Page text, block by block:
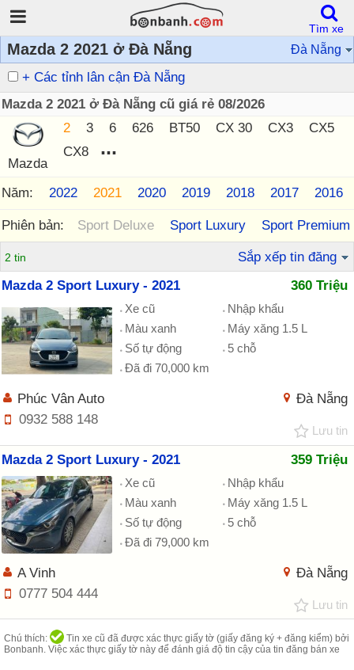
Mazda 2 2021 ở Đà Nẵng Đà Nẵng
+ Các tỉnh lân cận Đà Nẵng
Mazda 2 2021 ở Đà Nẵng cũ giá rẻ 08/2026
Mazda
2 3 6 626 BT50 CX 30 CX3
CX5
CX8
...
Năm:
2023 2022 2021 2020 2019 2018 2017 2016
Phiên bản: Sport Deluxe Sport Luxury Sport Premium
2 tin
Sắp xếp tin đăng
Mazda 2 Sport Luxury - 2021
360 Triệu
Xe cũ
Nhập khẩu
Màu xanh
Máy xăng 1.5 L
Số tự động
5 chỗ
Đã đi 70,000 km
Đà Nẵng
Phúc Vân Auto
0932 588 148
Lưu tin
Mazda 2 Sport Luxury - 2021 359 Triệu
Xe cũ
Nhập khẩu
Màu xanh
Máy xăng 1.5 L
Số tự động
5 chỗ
Đã đi 79,000 km
Đà Nẵng
A Vinh
0777 504 444
Lưu tin
Chú thích:
Tin xe cũ đã được xác thực giấy tờ (giấy đăng ký + đăng kiểm) bởi
Bonbanh. Việc xác thực giấy tờ này để đánh giá độ tin cậy của tin đăng bán xe
Tìm xe